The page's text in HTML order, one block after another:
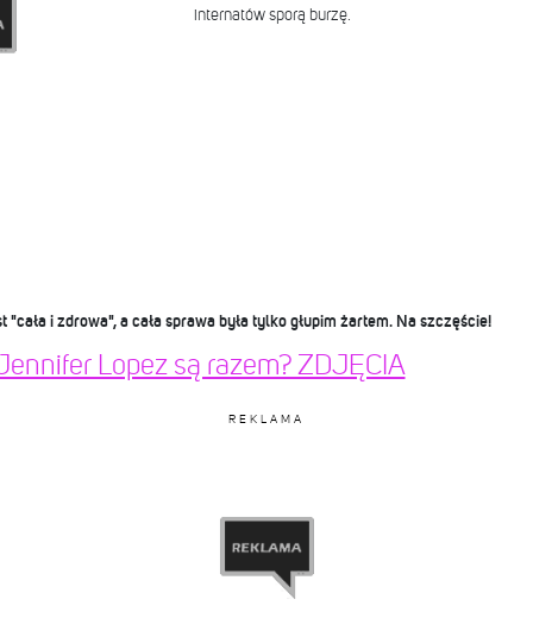
internatów sporą burzę.
"cała i zdrowa", a cała sprawa była tylko głupim żartem. Na szczęście!
Lopez są razem? ZDJĘCIA
REKLAMA